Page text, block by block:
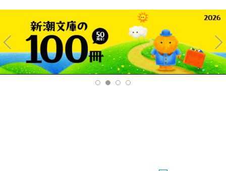
Pre
v
Ne
xt